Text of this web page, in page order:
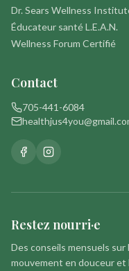
Dr. Sears Wellness
Éducateur santé L.E.A.N.
Wellness Forum Certifié
Contact
705-441-6084
Restez nourri·e
Des conseils mensuels
mouvement en douceur